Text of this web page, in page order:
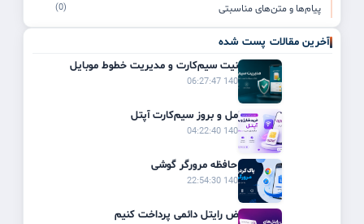
پیام‌ها و متن‌های مناسبتی (0)
آخرین مقالات پست شده
راهنمای امنیت سیم‌کارت و مدیریت خطوط موبایل
1405/03/21 06:27:47
راهنمای کامل و بروز سیم‌کارت آپتل
1405/03/20 04:22:40
پاک کردن حافظه مرورگر گوشی
1405/03/19 22:54:30
چگونه قبوض رایتل دائمی پرداخت کنیم